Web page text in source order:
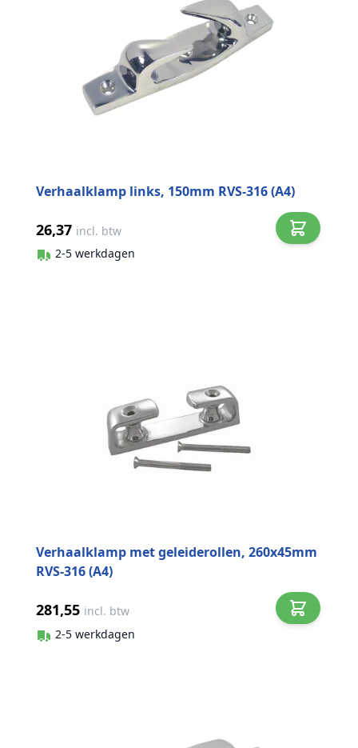
Verhaalklamp links, 150mm RVS-316 (A4)
26,37 incl. btw
2-5 werkdagen
Verhaalklamp met geleiderollen, 260x45mm
RVS-316 (A4)
281,55 incl. btw
2-5 werkdagen